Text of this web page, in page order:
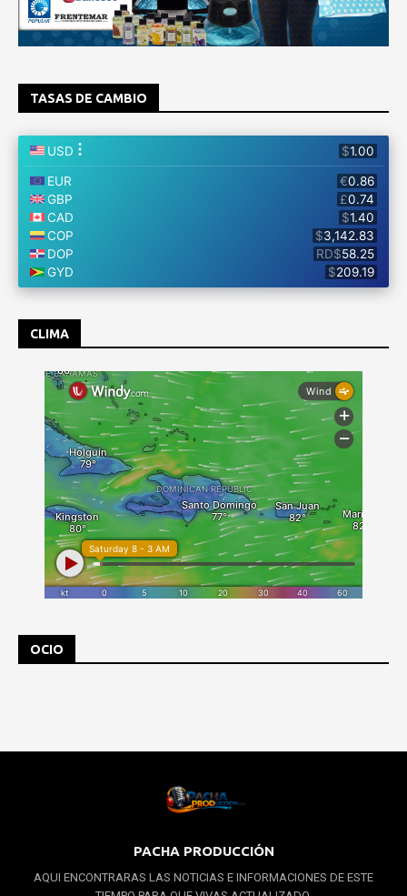
TASAS DE CAMBIO
CLIMA
OCIO
PACHA PRODUCCIÓN
AQUI ENCONTRARAS LAS NOTICIAS E INFORMACIONES DE ESTE